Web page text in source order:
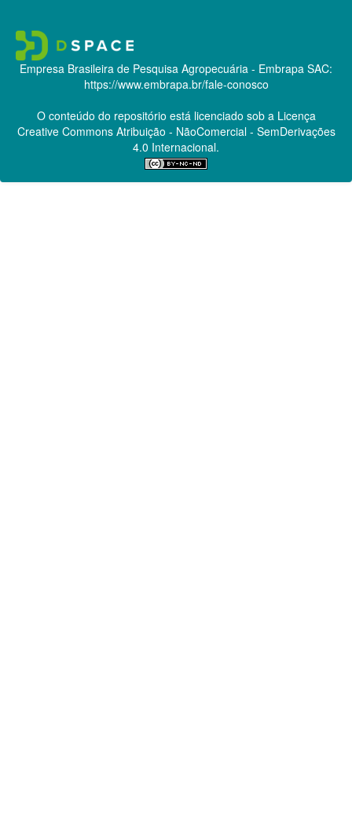
Empresa Brasileira de Pesquisa Agropecuária - Embrapa SAC:
https://www.embrapa.br/fale-conosco
O conteúdo do repositório está licenciado sob a Licença
Creative CommonsAtribuição - NãoComercial - SemDerivações
4.0 Internacional.